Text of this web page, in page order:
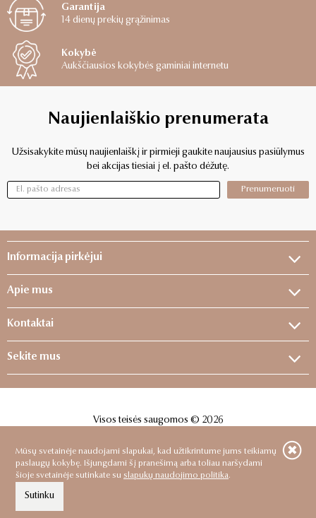
Mūsų svetainėje naudojami slapukai, kad užtikrintume jums teikiamų
paslaugų kokybę. Išjungdami šį pranešimą arba toliau naršydami
šioje svetainėje sutinkate su slapukų naudojimo politika.
Sutinku
Garantija
14 dienų prekių grąžinimas
Kokybė
Aukščiausios kokybės gaminiai internetu
Naujienlaiškio prenumerata
Užsisakykite mūsų naujienlaiškį ir pirmieji gaukite naujausius pasiūlymus
bei akcijas tiesiai į el. pašto dėžutę.
Prenumeruoti
Informacija pirkėjui
Apie mus
Kontaktai
Sekite mus
Visos teisės saugomos © 2026